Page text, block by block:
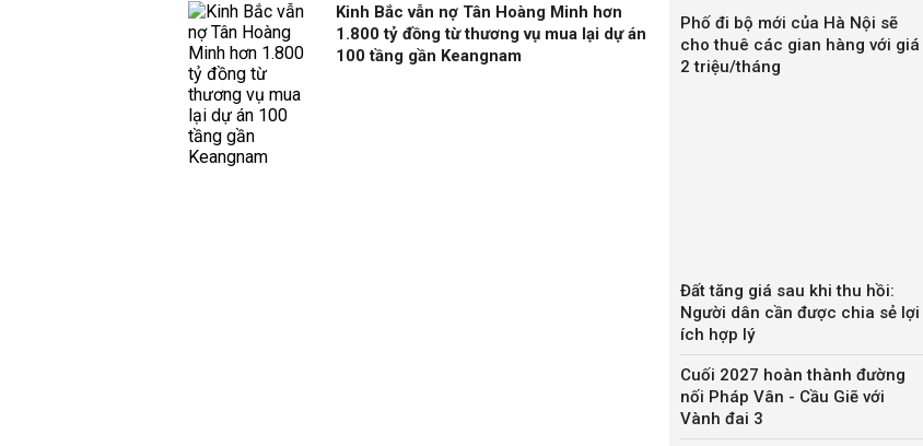
Kinh Bắc vẫn nợ Tân Hoàng Minh hơn
1.800 tỷ đồng từ thương vụ mua lại dự án
100 tầng gần Keangnam
Phố đi bộ mới của Hà Nội sẽ
cho thuê các gian hàng với giá
2 triệu/tháng
Đất tăng giá sau khi thu hồi:
Người dân cần được chia sẻ lợi
ích hợp lý
Cuối 2027 hoàn thành đường
nối Pháp Vân - Cầu Giẽ với
Vành đai 3